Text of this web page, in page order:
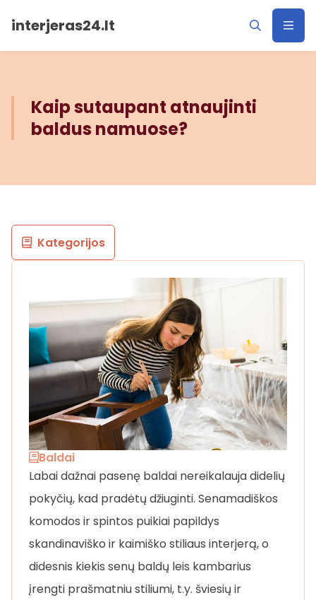
interjeras24.lt
Kaip sutaupant atnaujinti
baldus namuose?
Baldai
Labai dažnai pasenę baldai nereikalauja didelių
pokyčių, kad pradėtų džiuginti. Senamadiškos
komodos ir spintos puikiai papildys
skandinaviško ir kaimiško stiliaus interjerą, o
didesnis kiekis senų baldų leis kambarius
įrengti prašmatniu stiliumi, t.y. šviesių ir
Kategorijos